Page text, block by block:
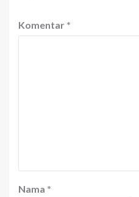
Komentar *
Nama *